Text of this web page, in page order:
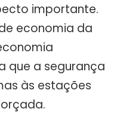
importante.
economia da
que a segurança
às estações